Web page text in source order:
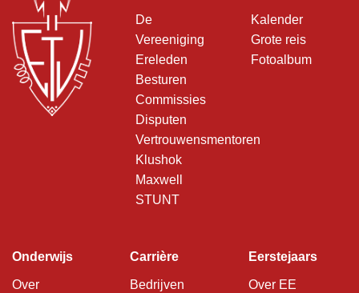
De
Vereeniging
Ereleden
Besturen
Commissies
Disputen
Vertrouwensmentoren
Klushok
Maxwell
STUNT
Kalender
Grote reis
Fotoalbum
Onderwijs
Over
Carrière
Bedrijven
Eerstejaars
Over EE